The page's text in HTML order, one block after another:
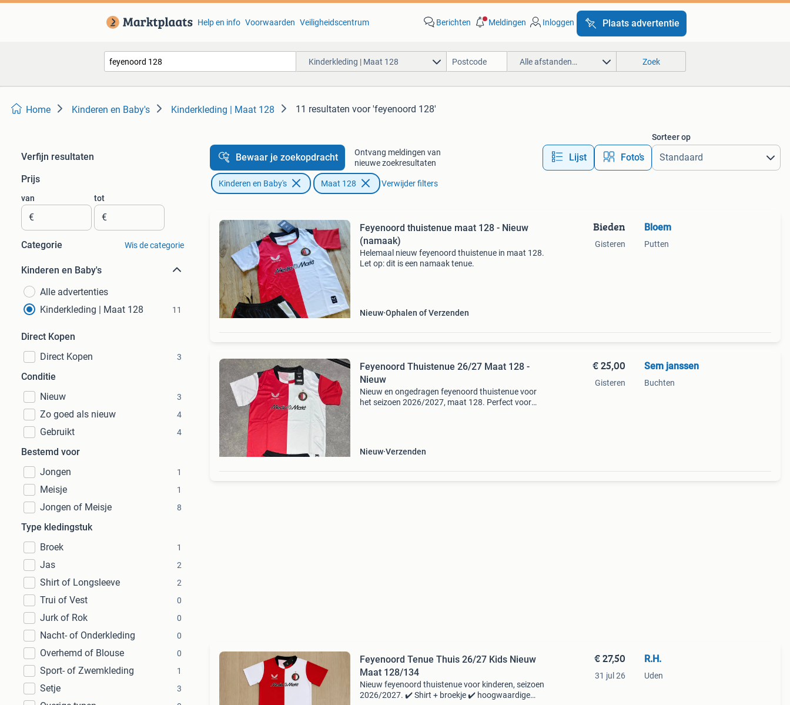
Help en info Voorwaarden Veiligheidscentrum Berichten Meldingen Inloggen Plaats advertentie
Kinderkleding | Maat 128 Alle afstanden… Zoek
Home Kinderen en Baby's Kinderkleding | Maat 128 11 resultaten voor 'feyenoord 128'
Verfijn resultaten
Prijs
van
€
tot
€
Categorie Wis de categorie
Kinderen en Baby's
Alle advertenties
Kinderkleding | Maat 128
11
Direct Kopen
Direct Kopen
3
Conditie
Nieuw
3
Zo goed als nieuw 4
Gebruikt 4
Bestemd voor
Jongen
1
Meisje 1
Jongen of Meisje 8
Type kledingstuk
Broek
1
Jas 2
Shirt of Longsleeve 2
Trui of Vest 0
Jurk of Rok 0
Nacht- of Onderkleding 0
Overhemd of Blouse 0
Sport- of Zwemkleding 1
Setje 3
Bewaar je zoekopdracht
Ontvang meldingen van
nieuwe zoekresultaten
Lijst Foto’s
Sorteer op
Kinderen en Baby's Maat 128 Verwijder filters
Feyenoord thuistenue maat 128 - Nieuw
(namaak)
Helemaal nieuw feyenoord thuistenue in maat 128.
Let op: dit is een namaak tenue.
Nieuw Ophalen of Verzenden
Bieden
Gisteren
Bloem
Putten
Feyenoord Thuistenue 26/27 Maat 128 -
Nieuw
Nieuw en ongedragen feyenoord thuistenue voor
het seizoen 2026/2027, maat 128. Perfect voor
Nieuw Verzenden
€ 25,00
Gisteren
Sem janssen
Buchten
Feyenoord Tenue Thuis 26/27 Kids Nieuw
Maat 128/134
Nieuw feyenoord thuistenue voor kinderen, seizoen
2026/2027. ✔️ Shirt + broekje ✔️ hoogwaardige
€ 27,50
31 jul 26
R.H.
Uden